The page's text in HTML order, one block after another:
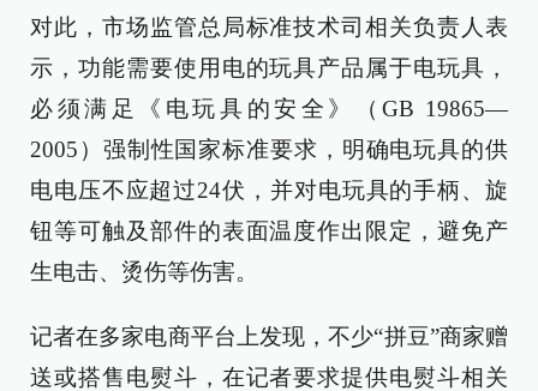
对此，市场监管总局标准技术司相关负责人表
示，功能需要使用电的玩具产品属于电玩具，
必须满足《电玩具的安全》（GB 19865—
2005）强制性国家标准要求，明确电玩具的供
电电压不应超过24伏，并对电玩具的手柄、旋
钮等可触及部件的表面温度作出限定，避免产
生电击、烫伤等伤害。
记者在多家电商平台上发现，不少“拼豆”商家赠
送或搭售电熨斗，在记者要求提供电熨斗相关